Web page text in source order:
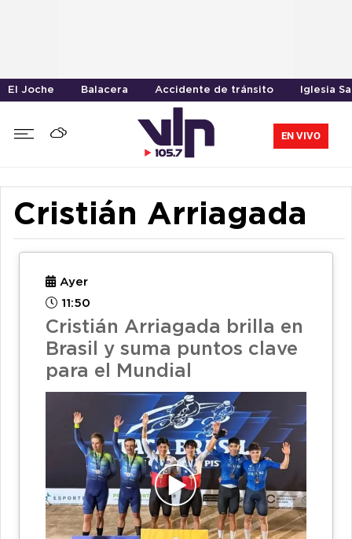
El Joche Balacera Accidente de tránsito Iglesia
EN VIVO
Cristián Arriagada
Ayer
11:50
Cristián Arriagada brilla en
Brasil y suma puntos clave
para el Mundial